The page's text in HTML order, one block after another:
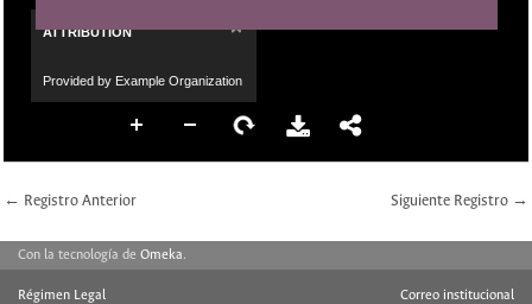
ATTRIBUTION ×
Provided by Example Organization
← Registro Anterior Siguiente Registro →
Con la tecnología de Omeka.
Régimen Legal
Correo institucional